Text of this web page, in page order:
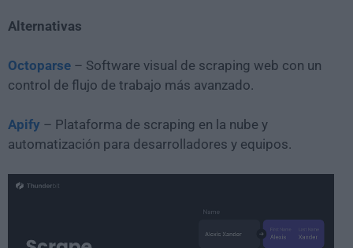
Alternativas
Octoparse – Software visual de scraping web con un
control de flujo de trabajo más avanzado.
Apify – Plataforma de scraping en la nube y
automatización para desarrolladores y equipos.